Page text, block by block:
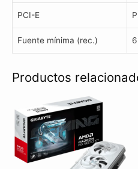
PCI-E
Fuente mínima (rec.)
Productos